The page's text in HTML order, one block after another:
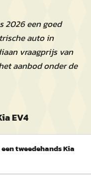
2026 een goed
auto in
vraagprijs van
aanbod onder de
EV4
tweedehands Kia